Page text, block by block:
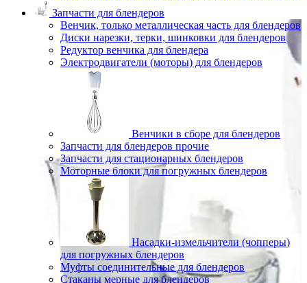
Запчасти для блендеров
Венчик, только металлическая часть для блендеров
Диски нарезки, терки, шинковки для блендеров
Редуктор венчика для блендера
Электродвигатели (моторы) для блендеров
Венчики в сборе для блендеров
Запчасти для блендеров прочие
Запчасти для стационарных блендеров
Моторные блоки для погружных блендеров
Насадки-измельчители (чопперы)
для погружных блендеров
Муфты соединительные для блендеров
Стаканы мерные для блендеров